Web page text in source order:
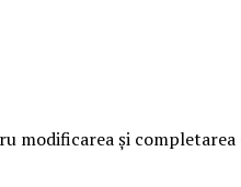
modificarea și